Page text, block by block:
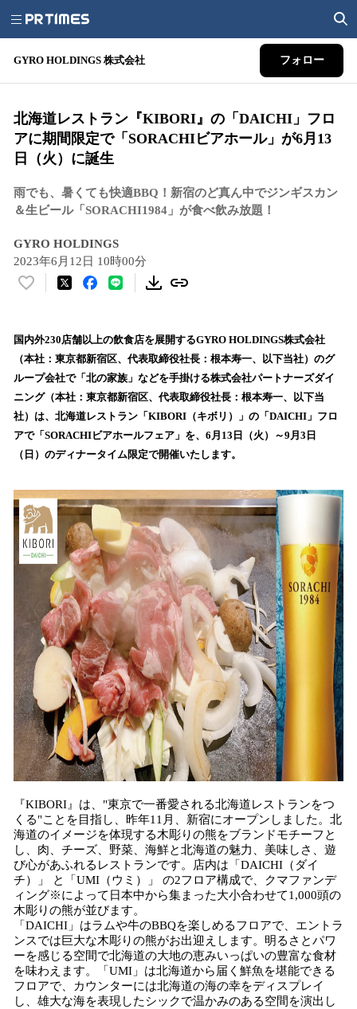
GYRO HOLDINGS 株式会社 フォロー
北海道レストラン『KIBORI』の「DAICHI」フロ
アに期間限定で「SORACHIビアホール」が6月13
日（火）に誕生
雨でも、暑くても快適BBQ！新宿のど真ん中でジンギスカン
＆生ビール「SORACHI1984」が食べ飲み放題！
GYRO HOLDINGS
2023年6月12日 10時00分
い
！
数
を
読
込
み
中
す
国内外230店舗以上の飲食店を展開するGYRO HOLDINGS株式会社
（本社：東京都新宿区、代表取締役社長：根本寿一、以下当社）のグ
ループ会社で「北の家族」などを手掛ける株式会社パートナーズダイ
ニング（本社：東京都新宿区、代表取締役社長：根本寿一、以下当
社）は、北海道レストラン「KIBORI（キボリ）」の「DAICHI」フロ
アで「SORACHIビアホールフェア」を、6月13日（火）～9月3日
（日）のディナータイム限定で開催いたします。
『KIBORI』は、"東京で一番愛される北海道レストランをつ
くる"ことを目指し、昨年11月、新宿にオープンしました。北
海道のイメージを体現する木彫りの熊をブランドモチーフと
し、肉、チーズ、野菜、海鮮と北海道の魅力、美味しさ、遊
び心があふれるレストランです。店内は「DAICHI（ダイ
チ）」 と「UMI（ウミ）」 の2フロア構成で、クマファンデ
ィング※によって日本中から集まった大小合わせて1,000頭の
木彫りの熊が並びます。
「DAICHI」はラムや牛のBBQを楽しめるフロアで、エントラ
ンスでは巨大な木彫りの熊がお出迎えします。明るさとパワ
ーを感じる空間で北海道の大地の恵みいっぱいの豊富な食材
を味わえます。「UMI」は北海道から届く鮮魚を堪能できる
フロアで、カウンターには北海道の海の幸をディスプレイ
し、雄大な海を表現したシックで温かみのある空間を演出し